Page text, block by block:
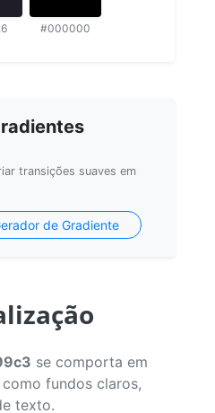
#000000
transições suaves em
de Gradiente
se comporta em
fundos claros,
texto.